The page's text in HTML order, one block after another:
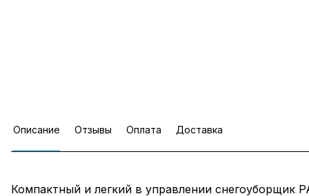
Описание Отзывы Оплата Доставка
Компактный и легкий в управлении снегоуборщик